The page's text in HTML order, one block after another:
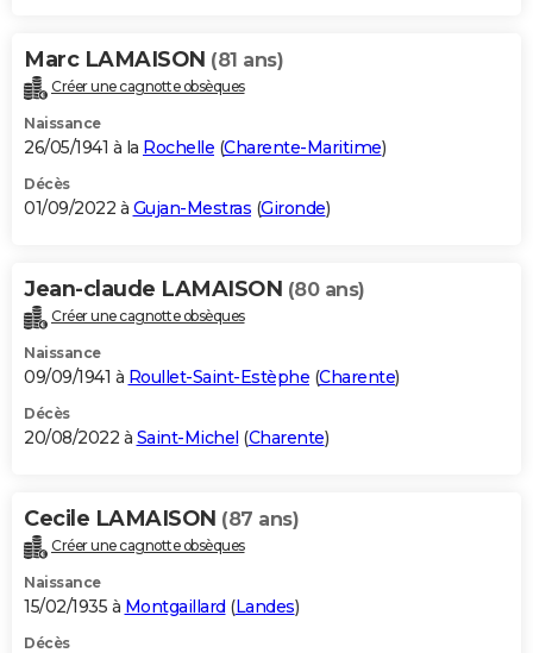
Marc LAMAISON (81 ans)
Créer une cagnotte obsèques
Naissance
26/05/1941 à la Rochelle (Charente-Maritime)
Décès
01/09/2022 à Gujan-Mestras (Gironde)
Jean-claude LAMAISON (80 ans)
Créer une cagnotte obsèques
Naissance
09/09/1941 à Roullet-Saint-Estèphe (Charente)
Décès
20/08/2022 à Saint-Michel (Charente)
Cecile LAMAISON (87 ans)
Créer une cagnotte obsèques
Naissance
15/02/1935 à Montgaillard (Landes)
Décès